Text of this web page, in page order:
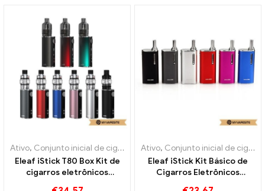
Ativo, Conjunto inicial de cigarro eletrônico
Eleaf iStick T80 Box Kit de
cigarros eletrônicos
Ativo, Conjunto inicial de cigarro eletrônico
Eleaf iStick Kit Básico de
Cigarros Eletrônicos